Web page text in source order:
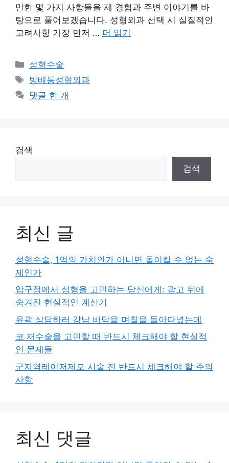
만한 몇 가지 사항들을 제 경험과 주변 이야기를 바
탕으로 풀어보겠습니다. 성형외과 선택 시 실질적인
고려사항 가장 먼저 … 더 읽기
카
테
고
리
성형수술
태
그
방배동성형외과
댓글 한 개
검색
검색
최신 글
성형수술, 1억의 가치인가 아니면 돌이킬 수 없는 숙
제인가
압구정에서 성형을 고민하는 당신에게: 광고 뒤에
숨겨진 현실적인 계산기
윤곽 상담하러 강남 바닥을 며칠을 돌아다녔는데
코 재수술을 고민할 때 반드시 체크해야 할 현실적
인 문제들
군자역레이저제모 시술 전 반드시 체크해야 할 주의
사항
최신 댓글